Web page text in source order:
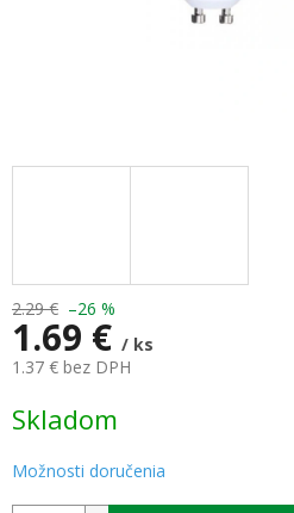
2.29 € –26 %
1.69 € / ks
1.37 € bez DPH
cena:
Skladom
Možnosti doručenia